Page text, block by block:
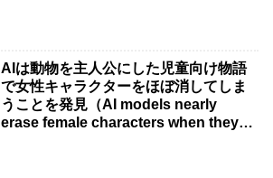
AIは動物を主人公にした児童向け物語
で女性キャラクターをほぼ消してしま
うことを発見（AI models nearly
erase female characters when they